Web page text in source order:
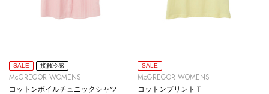
SALE 接触冷感
McGREGOR WOMENS
コットンボイルチュニックシャツ
SALE
McGREGOR WOMENS
コットンプリントＴ